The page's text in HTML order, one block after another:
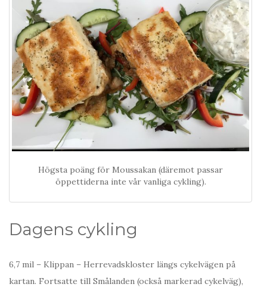
Högsta poäng för Moussakan (däremot passar
öppettiderna inte vår vanliga cykling).
Dagens cykling
6,7 mil – Klippan – Herrevadskloster längs cykelvägen på
kartan. Fortsatte till Smålanden (också markerad cykelväg),